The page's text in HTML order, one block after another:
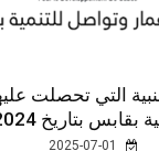
التي تحصلت
بتاريخ 15/08/2024.